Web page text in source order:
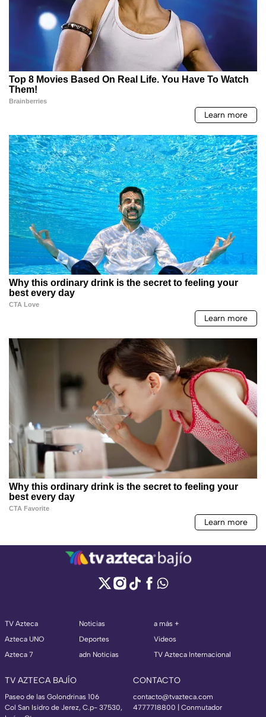
TV Azteca
Azteca UNO
Azteca 7
Noticias
Deportes
adn Noticias
a más +
Videos
TV Azteca Internacional
TV AZTECA BAJÍO
Paseo de las Golondrinas 106
Col San Isidro de Jerez, C.p- 37530,
CONTACTO
contacto@tvazteca.com
4777718800 | Conmutador